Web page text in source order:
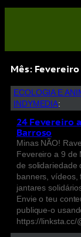
Mês: Fevereiro
ECOLOGIA E
INDYMEDIA:
24 Fevereiro
Barroso
Minas NÃO!
Fevereiro a 9 de
de solidariedade
banners, vídeos,
jantares
Envie o teu
publique-o
https://linksta.cc/